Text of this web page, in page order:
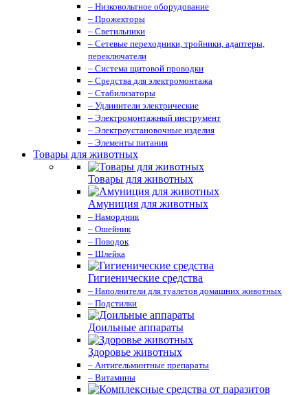
– Низковольтное оборудование
– Прожекторы
– Светильники
– Сетевые переходники, тройники, адаптеры,
переключатели
– Система щитовой проводки
– Средства для электромонтажа
– Стабилизаторы
– Удлинители электрические
– Электромонтажный инструмент
– Электроустановочные изделия
– Элементы питания
Товары для животных
Товары для животных
Амуниция для животных
– Намордник
– Ошейник
– Поводок
– Шлейка
Гигиенические средства
– Наполнители для туалетов домашних животных
– Подстилки
Доильные аппараты
Здоровье животных
– Антигельминтные препараты
– Витамины